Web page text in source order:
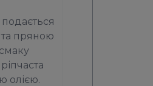
пряною
олією.